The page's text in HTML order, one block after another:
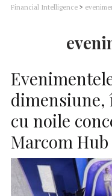
Financial Intelligence >
dimensiune,
cu noile
Marcom Hub